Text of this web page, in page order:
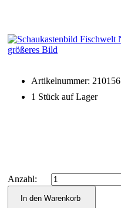
größeres Bild
Artikelnummer: 210156
1 Stück auf Lager
Anzahl: